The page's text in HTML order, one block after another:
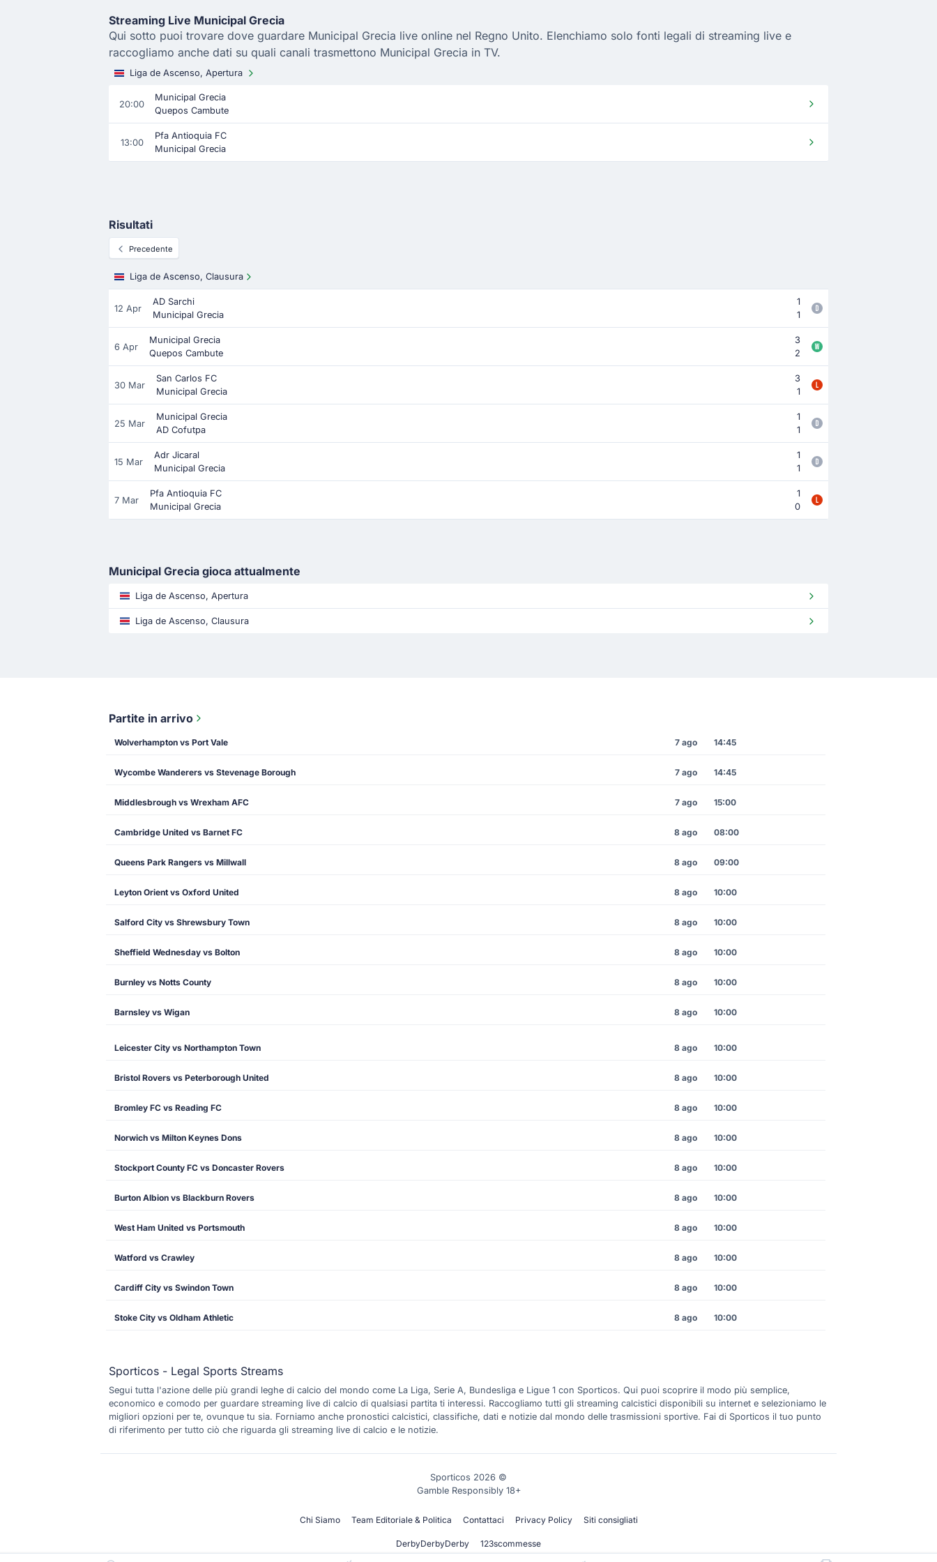
Streaming Live Municipal Grecia
Qui sotto puoi trovare dove guardare Municipal Grecia live online nel Regno Unito. Elenchiamo solo fonti legali di streaming live e
raccogliamo anche dati su quali canali trasmettono Municipal Grecia in TV.
Liga de Ascenso, Apertura
20:00
Municipal Grecia
Quepos Cambute
13:00
Pfa Antioquia FC
Municipal Grecia
Risultati
Precedente
Liga de Ascenso, Clausura
12 Apr
AD Sarchi
1
Municipal Grecia
1
6 Apr
Municipal Grecia
3
Quepos Cambute
2
30 Mar
San Carlos FC
3
Municipal Grecia
1
25 Mar
Municipal Grecia
1
AD Cofutpa
1
15 Mar
Adr Jicaral
1
Municipal Grecia
1
7 Mar
Pfa Antioquia FC
1
Municipal Grecia
0
Municipal Grecia gioca attualmente
Liga de Ascenso, Apertura
Liga de Ascenso, Clausura
Partite in arrivo
Wolverhampton vs Port Vale 7 ago 14:45
Wycombe Wanderers vs Stevenage Borough 7 ago 14:45
Middlesbrough vs Wrexham AFC 7 ago 15:00
Cambridge United vs Barnet FC 8 ago 08:00
Queens Park Rangers vs Millwall 8 ago 09:00
Leyton Orient vs Oxford United 8 ago 10:00
Salford City vs Shrewsbury Town 8 ago 10:00
Sheffield Wednesday vs Bolton 8 ago 10:00
Burnley vs Notts County 8 ago 10:00
Barnsley vs Wigan 8 ago 10:00
Leicester City vs Northampton Town 8 ago 10:00
Bristol Rovers vs Peterborough United 8 ago 10:00
Bromley FC vs Reading FC 8 ago 10:00
Norwich vs Milton Keynes Dons 8 ago 10:00
Stockport County FC vs Doncaster Rovers 8 ago 10:00
Burton Albion vs Blackburn Rovers 8 ago 10:00
West Ham United vs Portsmouth 8 ago 10:00
Watford vs Crawley 8 ago 10:00
Cardiff City vs Swindon Town 8 ago 10:00
Stoke City vs Oldham Athletic 8 ago 10:00
Sporticos - Legal Sports Streams
Segui tutta l'azione delle più grandi leghe di calcio del mondo come La Liga, Serie A, Bundesliga e Ligue 1 con Sporticos. Qui puoi scoprire il modo più semplice,
economico e comodo per guardare streaming live di calcio di qualsiasi partita ti interessi. Raccogliamo tutti gli streaming calcistici disponibili su internet e selezioniamo le
migliori opzioni per te, ovunque tu sia. Forniamo anche pronostici calcistici, classifiche, dati e notizie dal mondo delle trasmissioni sportive. Fai di Sporticos il tuo punto
di riferimento per tutto ciò che riguarda gli streaming live di calcio e le notizie.
Sporticos 2026 ©
Gamble Responsibly 18+
Chi Siamo Team Editoriale & Politica Contattaci Privacy Policy Siti consigliati
DerbyDerbyDerby 123scommesse